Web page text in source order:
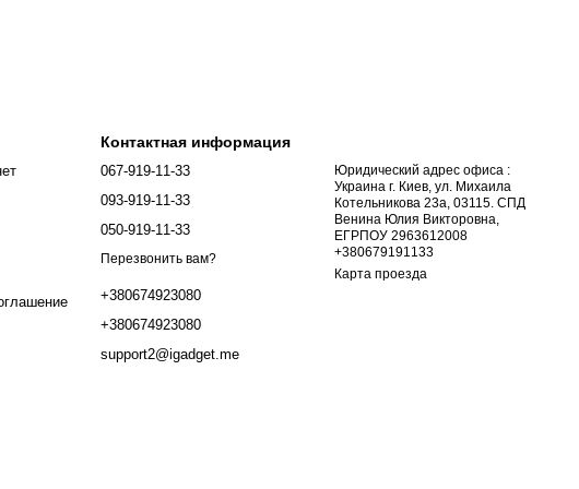
Контактная информация
067-919-11-33
093-919-11-33
050-919-11-33
Перезвонить вам?
+380674923080
+380674923080
support2@igadget.me
Юридический адрес офиса :
Украина г. Киев, ул. Михаила
Котельникова 23а, 03115. СПД
Венина Юлия Викторовна,
ЕГРПОУ 2963612008
+380679191133
Карта проезда